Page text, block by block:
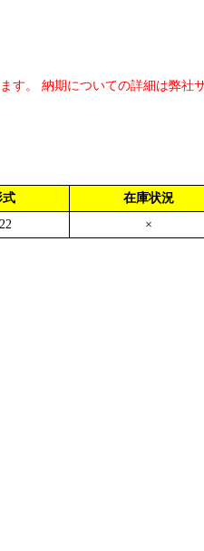
す。 納期についての詳細は弊社
式
在庫状況
×